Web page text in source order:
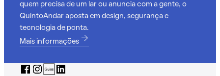
quem precisa de um lar ou anuncia com a gente, o
QuintoAndar aposta em design, segurança e
tecnologia de ponta.
Mais informações